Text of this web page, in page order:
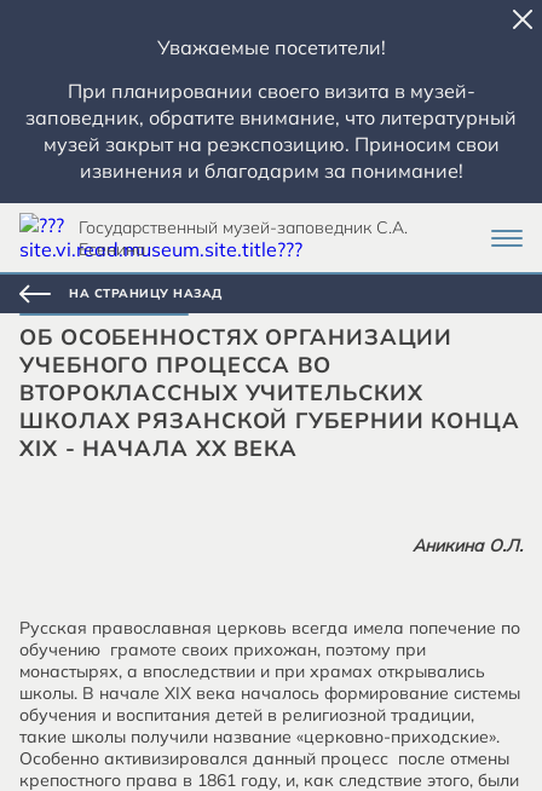
Уважаемые посетители!
При планировании своего визита в музей-
заповедник, обратите внимание, что литературный
музей закрыт на реэкспозицию. Приносим свои
извинения и благодарим за понимание!
Государственный музей-заповедник С.А.
Есенина
НА СТРАНИЦУ НАЗАД
ОБ ОСОБЕННОСТЯХ ОРГАНИЗАЦИИ
УЧЕБНОГО ПРОЦЕССА ВО
ВТОРОКЛАССНЫХ УЧИТЕЛЬСКИХ
ШКОЛАХ РЯЗАНСКОЙ ГУБЕРНИИ КОНЦА
XIX - НАЧАЛА ХХ ВЕКА
Аникина О.Л.
Русская православная церковь всегда имела попечение по
обучению грамоте своих прихожан, поэтому при
монастырях, а впоследствии и при храмах открывались
школы. В начале XIX века началось формирование системы
обучения и воспитания детей в религиозной традиции,
такие школы получили название «церковно-приходские».
Особенно активизировался данный процесс после отмены
крепостного права в 1861 году, и, как следствие этого, были